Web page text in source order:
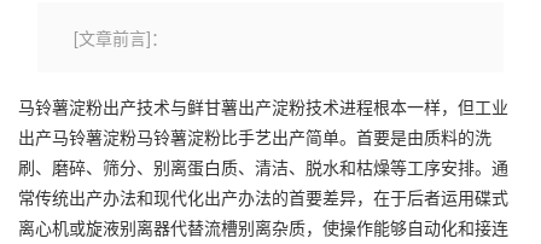
[文章前言]：
马铃薯淀粉出产技术与鲜甘薯出产淀粉技术进程根本一样，但工业
出产马铃薯淀粉马铃薯淀粉比手艺出产简单。首要是由质料的洗
刷、磨碎、筛分、别离蛋白质、清洁、脱水和枯燥等工序安排。通
常传统出产办法和现代化出产办法的首要差异，在于后者运用碟式
离心机或旋液别离器代替流槽别离杂质，使操作能够自动化和接连